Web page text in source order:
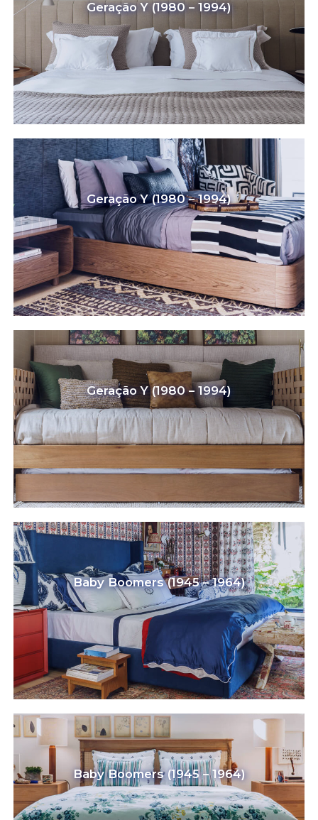
Geração Y (1980 – 1994)
Geração Y (1980 – 1994)
Geração Y (1980 – 1994)
Baby Boomers (1945 – 1964)
Baby Boomers (1945 – 1964)